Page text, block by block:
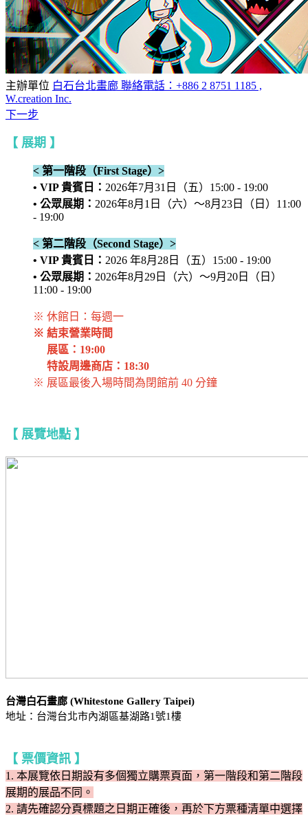
主辦單位 白石台北畫廊 聯絡電話：+886 2 8751 1185 ,
W.creation Inc.
下一步
【 展期 】
< 第一階段（First Stage）>
• VIP 貴賓日： 2026年7月31日（五）15:00 - 19:00
• 公眾展期： 2026年8月1日（六）～8月23日（日）11:00
- 19:00
< 第二階段（Second Stage）>
• VIP 貴賓日： 2026 年8月28日（五）15:00 - 19:00
• 公眾展期： 2026年8月29日（六）～9月20日（日）
11:00 - 19:00
※ 休館日：每週一
※ 結束營業時間
展區：19:00
特設周邊商店：18:30
※ 展區最後入場時間為閉館前 40 分鐘
【 展覽地點 】
台灣白石畫廊 (Whitestone Gallery Taipei)
地址：台灣台北市內湖區基湖路1號1樓
【 票價資訊 】
1. 本展覽依日期設有多個獨立購票頁面，第一階段和第二階段
展期的展品不同。
2. 請先確認分頁標題之日期正確後，再於下方票種清單中選擇